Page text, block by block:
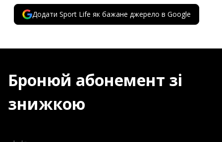
Додати Sport Life як бажане джерело в Google
Бронюй абонемент зі
знижкою